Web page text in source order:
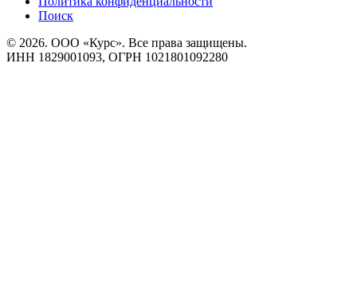
Поиск
© 2026. ООО «Курс». Все права защищены.
ИНН 1829001093, ОГРН 1021801092280